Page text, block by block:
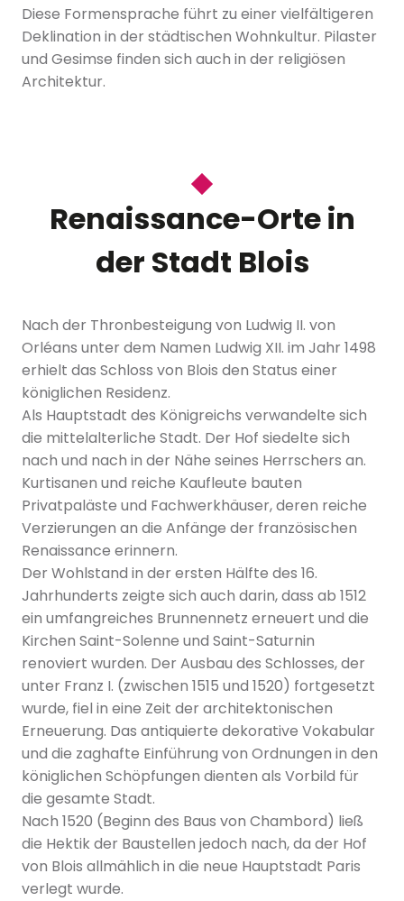
Diese Formensprache führt zu einer vielfältigeren
Deklination in der städtischen Wohnkultur. Pilaster
und Gesimse finden sich auch in der religiösen
Architektur.
Renaissance-Orte in
der Stadt Blois
Nach der Thronbesteigung von Ludwig II. von
Orléans unter dem Namen Ludwig XII. im Jahr 1498
erhielt das Schloss von Blois den Status einer
königlichen Residenz.
Als Hauptstadt des Königreichs verwandelte sich
die mittelalterliche Stadt. Der Hof siedelte sich
nach und nach in der Nähe seines Herrschers an.
Kurtisanen und reiche Kaufleute bauten
Privatpaläste und Fachwerkhäuser, deren reiche
Verzierungen an die Anfänge der französischen
Renaissance erinnern.
Der Wohlstand in der ersten Hälfte des 16.
Jahrhunderts zeigte sich auch darin, dass ab 1512
ein umfangreiches Brunnennetz erneuert und die
Kirchen Saint-Solenne und Saint-Saturnin
renoviert wurden. Der Ausbau des Schlosses, der
unter Franz I. (zwischen 1515 und 1520) fortgesetzt
wurde, fiel in eine Zeit der architektonischen
Erneuerung. Das antiquierte dekorative Vokabular
und die zaghafte Einführung von Ordnungen in den
königlichen Schöpfungen dienten als Vorbild für
die gesamte Stadt.
Nach 1520 (Beginn des Baus von Chambord) ließ
die Hektik der Baustellen jedoch nach, da der Hof
von Blois allmählich in die neue Hauptstadt Paris
verlegt wurde.